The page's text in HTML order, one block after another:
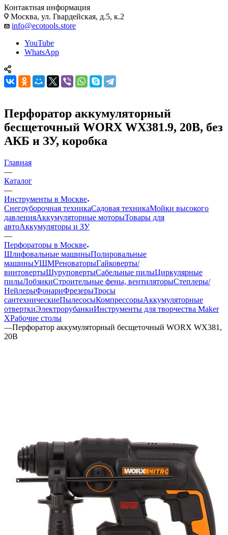
Контактная информация
Москва, ул. Гвардейская, д.5, к.2
info@ecotools.store
YouTube
WhatsApp
Перфоратор аккумуляторный
бесщеточный WORX WX381.9, 20В, без
АКБ и ЗУ, коробка
Главная
—
Каталог
—
Инструменты в Москве
Снегоуборочная техникаСадовая техникаМойки высокого
давленияАккумуляторные моторыТовары для
автоАккумуляторы и ЗУ
—
Перфораторы в Москве
Шлифовальные машиныПолировальные
машиныУШМРеноваторыГайковерты/
винтовертыШуруповертыСабельные пилыЦиркулярные
пилыЛобзикиСтроительные фены, вентиляторыСтеплеры/
НейлерыФонариФрезерыТросы
сантехническиеПылесосыКомпрессорыАккумуляторные
отверткиЭлектрорубанкиИнструменты для творчества Maker
XРабочие столы
—Перфоратор аккумуляторный бесщеточный WORX WX381,
20В